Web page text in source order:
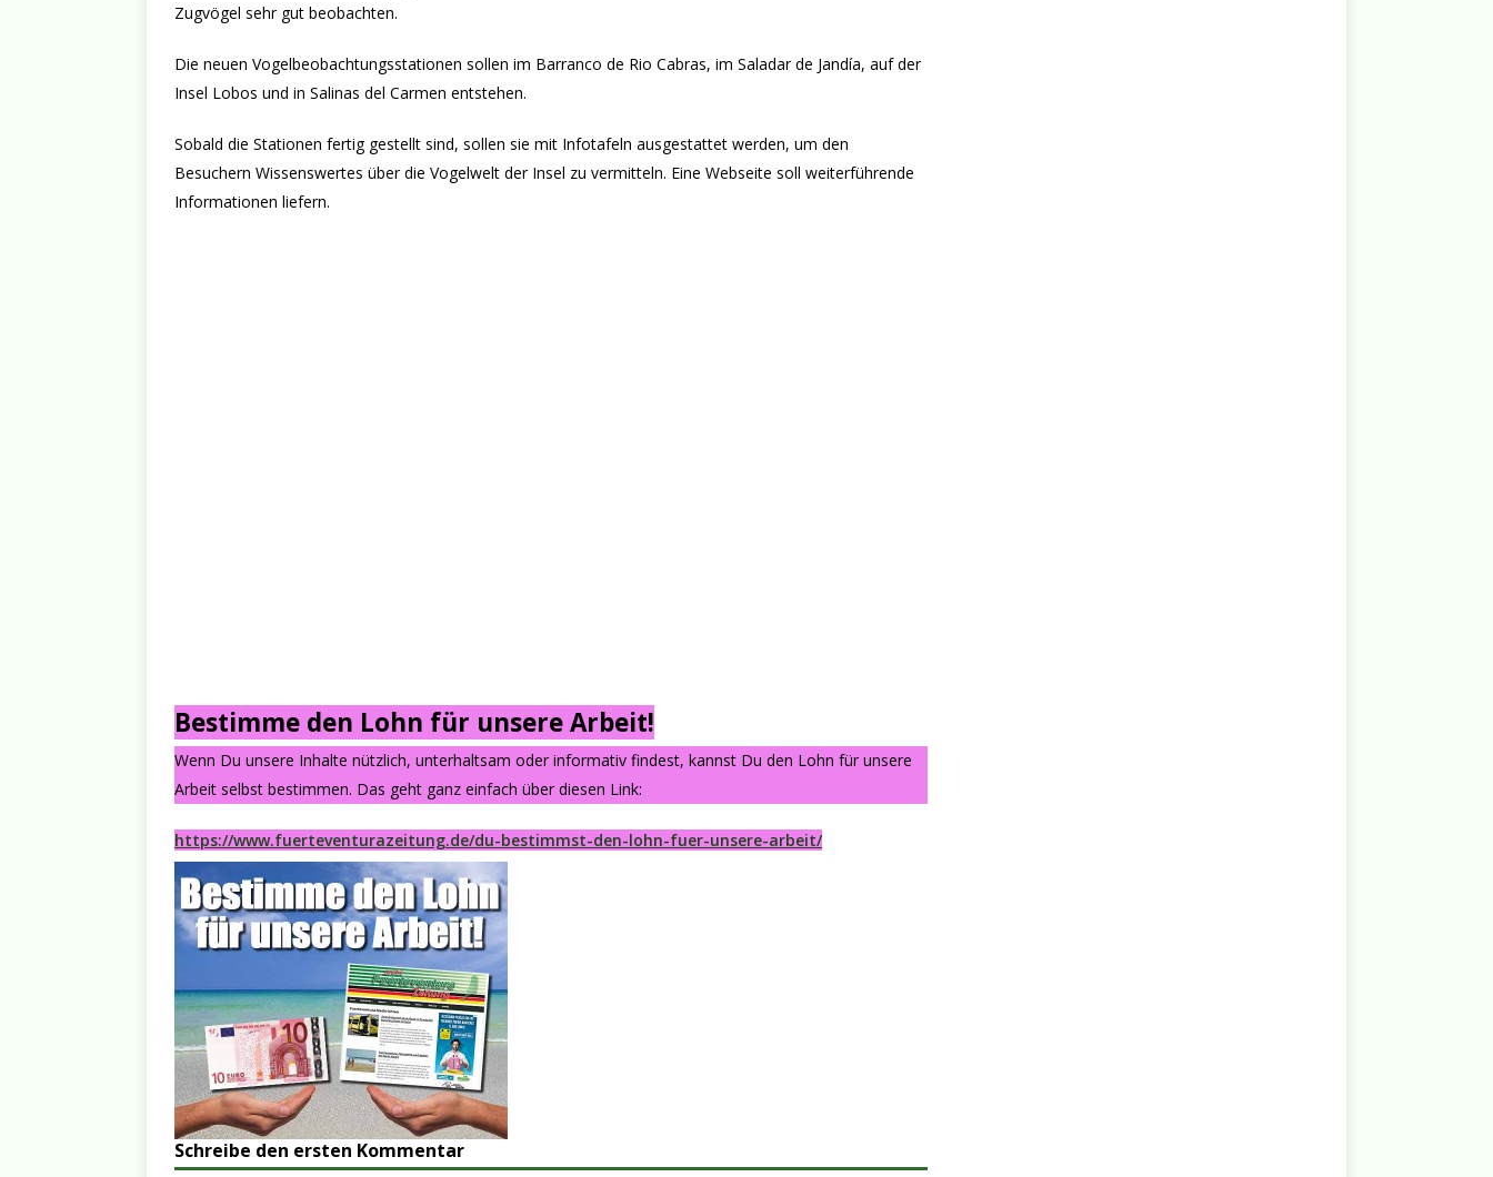
Zugvögel sehr gut beobachten.
Die neuen Vogelbeobachtungsstationen sollen im Barranco de Rio Cabras, im Saladar de Jandía, auf der
Insel Lobos und in Salinas del Carmen entstehen.
Sobald die Stationen fertig gestellt sind, sollen sie mit Infotafeln ausgestattet werden, um den
Besuchern Wissenswertes über die Vogelwelt der Insel zu vermitteln. Eine Webseite soll weiterführende
Informationen liefern.
Bestimme den Lohn für unsere Arbeit!
Wenn Du unsere Inhalte nützlich, unterhaltsam oder informativ findest, kannst Du den Lohn für unsere
Arbeit selbst bestimmen. Das geht ganz einfach über diesen Link:
https://www.fuerteventurazeitung.de/du-bestimmst-den-lohn-fuer-unsere-arbeit/
Schreibe den ersten Kommentar